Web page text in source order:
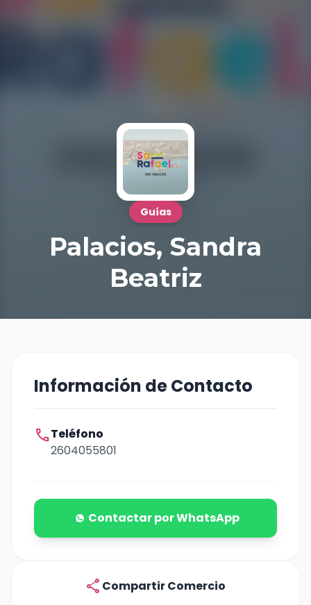
Guías
Palacios, Sandra
Beatriz
Información de Contacto
callTeléfono
2604055801
Contactar por WhatsApp
share Compartir Comercio